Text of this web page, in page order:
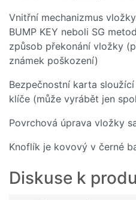
Vnitřní mechanizmus
BUMP KEY neboli SG
způsob překonání vložky
známek poškození)
Bezpečnostní karta
klíče (může vyrábět jen
Povrchová úprava vložky
Knoflík je kovový v černé
Diskuse k